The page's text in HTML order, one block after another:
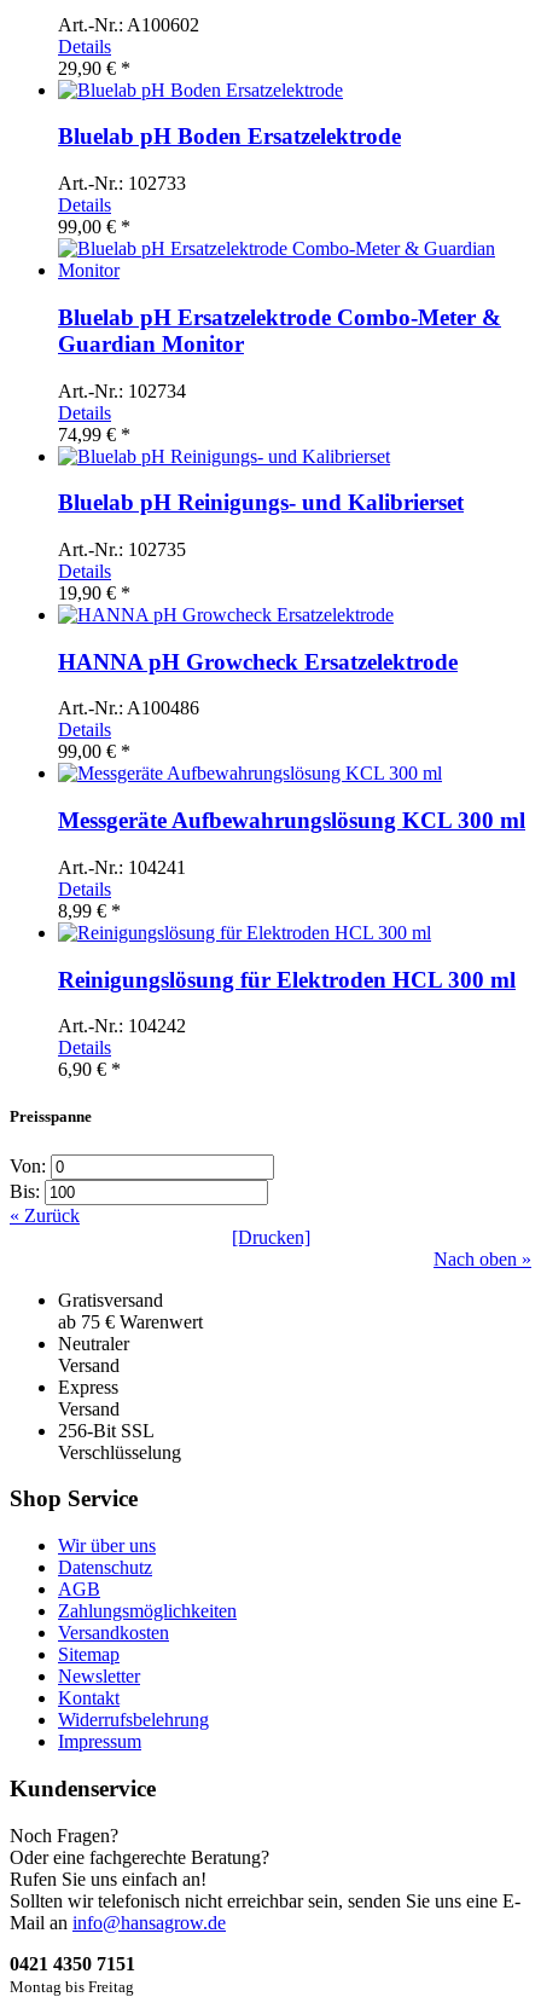
Art.-Nr.: A100602
Details
29,90 € *
Bluelab pH Boden Ersatzelektrode
Art.-Nr.: 102733
Details
99,00 € *
Bluelab pH Ersatzelektrode Combo-Meter &
Guardian Monitor
Art.-Nr.: 102734
Details
74,99 € *
Bluelab pH Reinigungs- und Kalibrierset
Art.-Nr.: 102735
Details
19,90 € *
HANNA pH Growcheck Ersatzelektrode
Art.-Nr.: A100486
Details
99,00 € *
Messgeräte Aufbewahrungslösung KCL 300 ml
Art.-Nr.: 104241
Details
8,99 € *
Reinigungslösung für Elektroden HCL 300 ml
Art.-Nr.: 104242
Details
6,90 € *
Preisspanne
Von:
Bis:
« Zurück
[Drucken]
Nach oben »
Gratisversand
ab 75 € Warenwert
Neutraler
Versand
Express
Versand
256-Bit SSL
Verschlüsselung
Shop Service
Wir über uns
Datenschutz
AGB
Zahlungsmöglichkeiten
Versandkosten
Sitemap
Newsletter
Kontakt
Widerrufsbelehrung
Impressum
Kundenservice
Noch Fragen?
Oder eine fachgerechte Beratung?
Rufen Sie uns einfach an!
Sollten wir telefonisch nicht erreichbar sein, senden Sie uns eine E-
Mail an info@hansagrow.de
0421 4350 7151
Montag bis Freitag